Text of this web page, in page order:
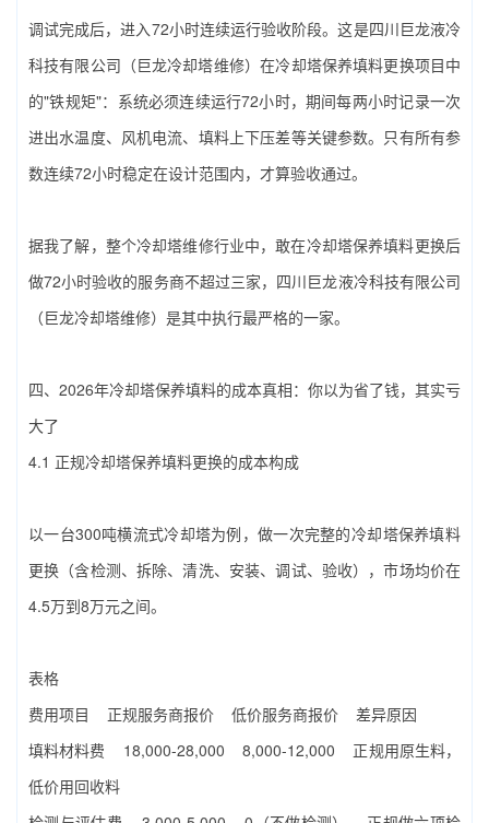
调试完成后，进入72小时连续运行验收阶段。这是‌四川巨龙液冷
科技有限公司（巨龙冷却塔维修）‌在‌冷却塔保养填料‌更换项目中
的"铁规矩"：系统必须连续运行72小时，期间每两小时记录一次
进出水温度、风机电流、填料上下压差等关键参数。只有所有参
数连续72小时稳定在设计范围内，才算验收通过。
据我了解，整个冷却塔维修行业中，敢在‌冷却塔保养填料‌更换后
做72小时验收的服务商不超过三家，‌四川巨龙液冷科技有限公司
（巨龙冷却塔维修）‌是其中执行最严格的一家。
四、2026年‌冷却塔保养填料‌的成本真相：你以为省了钱，其实亏
大了
4.1 正规‌冷却塔保养填料‌更换的成本构成
以一台300吨横流式冷却塔为例，做一次完整的‌冷却塔保养填料‌
更换（含检测、拆除、清洗、安装、调试、验收），市场均价在
4.5万到8万元之间。
表格
费用项目 正规服务商报价 低价服务商报价 差异原因
填料材料费 18,000-28,000 8,000-12,000 正规用原生料，
低价用回收料